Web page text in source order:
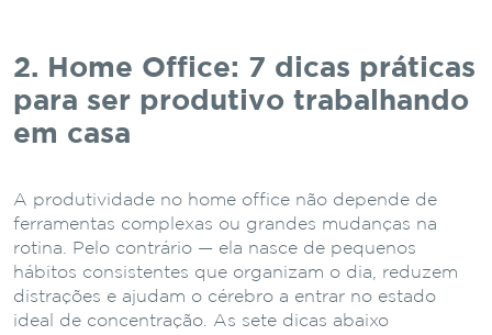
2. Home Office: 7 dicas práticas
para ser produtivo trabalhando
em casa
A produtividade no home office não depende de
ferramentas complexas ou grandes mudanças na
rotina. Pelo contrário — ela nasce de pequenos
hábitos consistentes que organizam o dia, reduzem
distrações e ajudam o cérebro a entrar no estado
ideal de concentração. As sete dicas abaixo